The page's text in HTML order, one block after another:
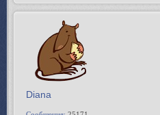
Diana